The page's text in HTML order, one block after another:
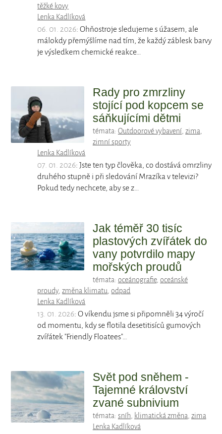
těžké kovy
Lenka Kadlíková
06. 01. 2026: Ohňostroje sledujeme s úžasem, ale
málokdy přemýšlíme nad tím, že každý záblesk barvy
je výsledkem chemické reakce…
Rady pro zmrzliny
stojící pod kopcem se
sáňkujícími dětmi
témata: Outdoorové vybavení, zima,
zimní sporty
Lenka Kadlíková
07. 01. 2026: Jste ten typ člověka, co dostává omrzliny
druhého stupně i při sledování Mrazíka v televizi?
Pokud tedy nechcete, aby se z…
Jak téměř 30 tisíc
plastových zvířátek do
vany potvrdilo mapy
mořských proudů
témata: oceánografie, oceánské
proudy,změna klimatu,odpad
Lenka Kadlíková
13. 01. 2026: O víkendu jsme si připomněli 34 výročí
od momentu, kdy se flotila desetitisíců gumových
zvířátek "Friendly Floatees"…
Svět pod sněhem -
Tajemné království
zvané subnivium
témata: sníh, klimatická změna, zima
Lenka Kadlíková